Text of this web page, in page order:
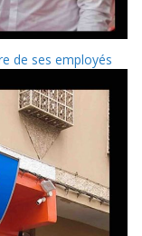
de ses employés